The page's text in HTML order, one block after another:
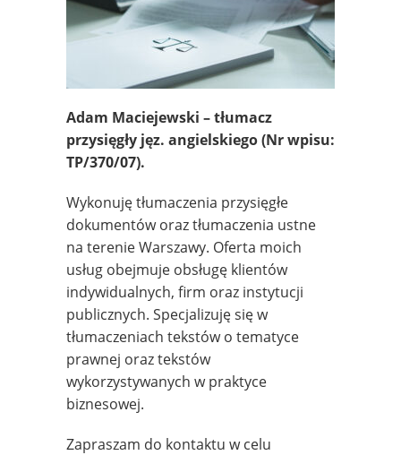
Adam Maciejewski – tłumacz
przysięgły jęz. angielskiego(Nr wpisu:
TP/370/07).
Wykonuję tłumaczenia przysięgłe
dokumentów oraz tłumaczenia ustne
na terenie Warszawy. Oferta moich
usług obejmuje obsługę klientów
indywidualnych, firm oraz instytucji
publicznych. Specjalizuję się w
tłumaczeniach tekstów o tematyce
prawnej oraz tekstów
wykorzystywanych w praktyce
biznesowej.
Zapraszam do kontaktu w celu